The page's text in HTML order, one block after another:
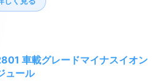
車載グレードマイナスイオン
ュール